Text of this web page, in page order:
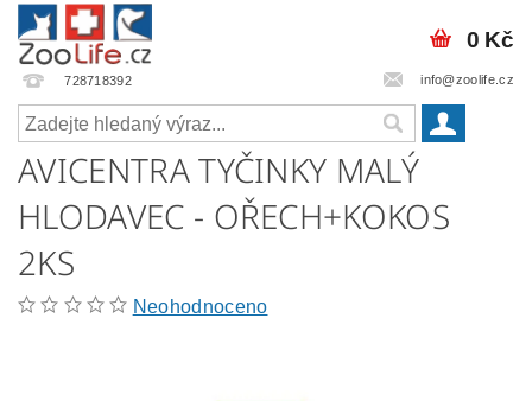
728718392 info@zoolife.cz
0 Kč
AVICENTRA TYČINKY MALÝ
HLODAVEC - OŘECH+KOKOS
2KS
Neohodnoceno